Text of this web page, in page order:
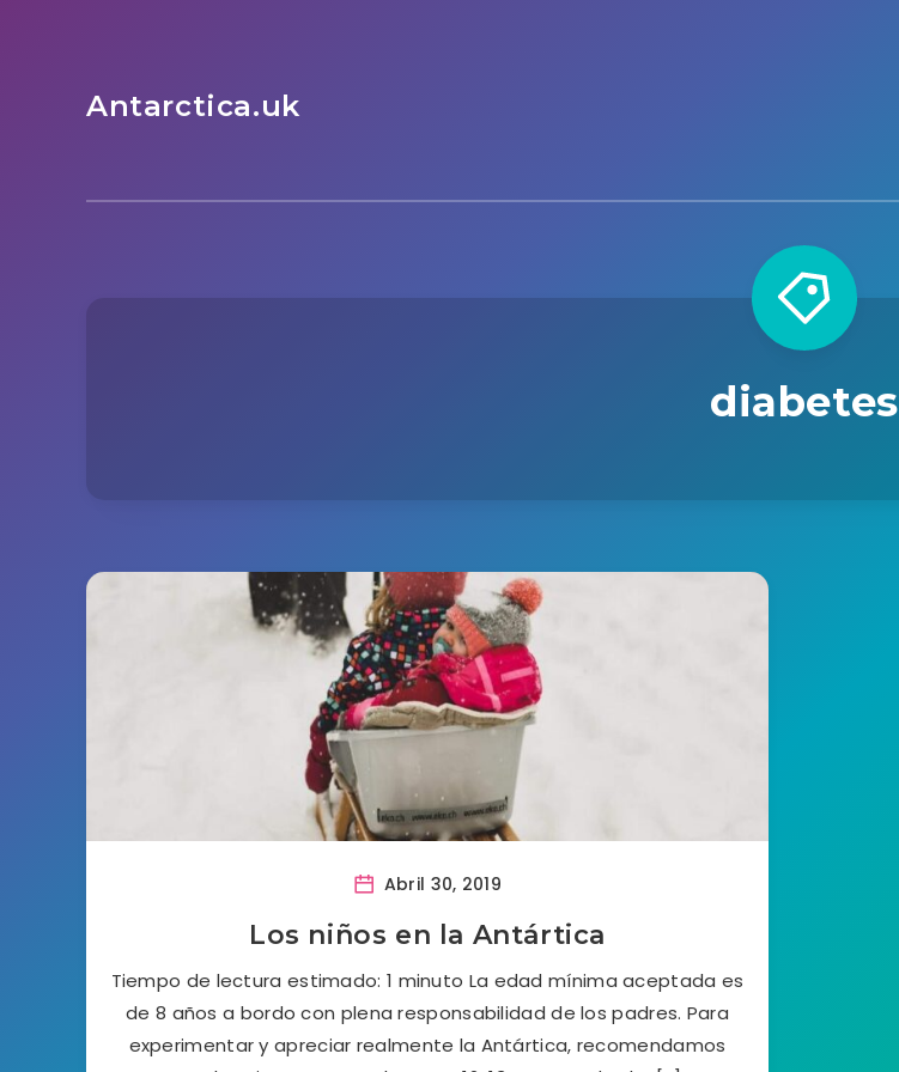
Antarctica.uk
diabetes
Abril 30, 2019
Los niños en la Antártica
Tiempo de lectura estimado: 1 minuto La edad mínima aceptada es
de 8 años a bordo con plena responsabilidad de los padres. Para
experimentar y apreciar realmente la Antártica, recomendamos